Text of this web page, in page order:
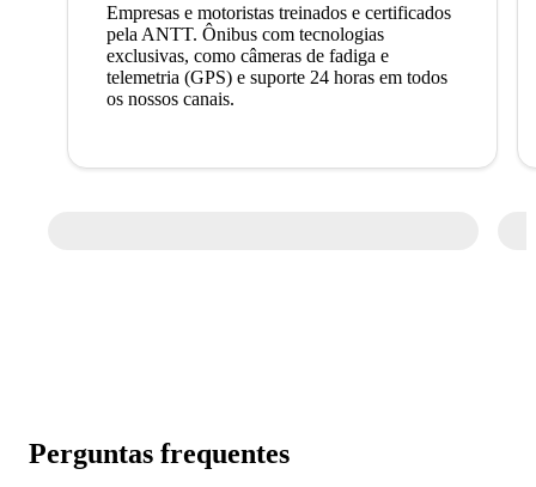
Empresas e motoristas treinados e certificados
pela ANTT. Ônibus com tecnologias
exclusivas, como câmeras de fadiga e
telemetria (GPS) e suporte 24 horas em todos
os nossos canais.
Perguntas frequentes